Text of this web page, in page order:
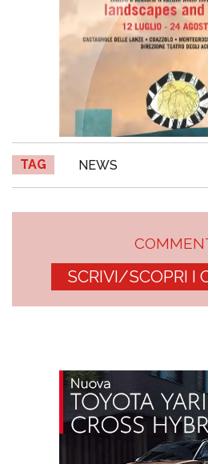
TAG NEWS
SCRIVI/SCOPRI I